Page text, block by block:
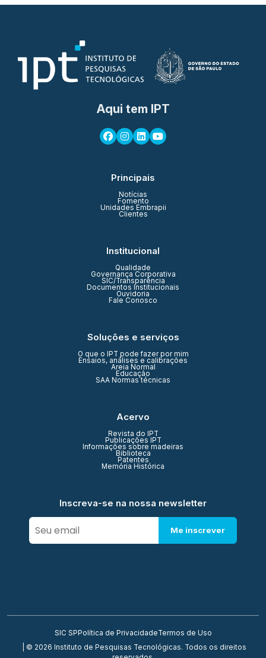
Aqui tem IPT
Principais
Notícias
Fomento
Unidades Embrapii
Clientes
Institucional
Qualidade
Governança Corporativa
SIC/Transparência
Documentos Institucionais
Ouvidoria
Fale Conosco
Soluções e serviços
O que o IPT pode fazer por mim
Ensaios, análises e calibrações
Areia Normal
Educação
SAA Normas técnicas
Acervo
Revista do IPT
Publicações IPT
Informações sobre madeiras
Biblioteca
Patentes
Memória Histórica
Inscreva-se na nossa newsletter
Me inscrever
SIC SP Política de PrivacidadeTermos de Uso
| © 2026 Instituto de Pesquisas Tecnológicas. Todos os direitos